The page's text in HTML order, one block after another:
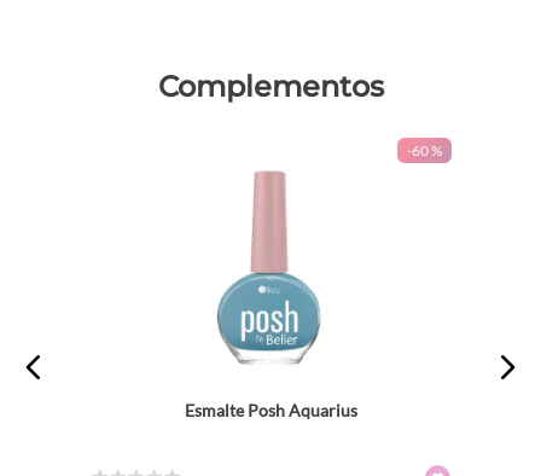
Complementos
-60 %
Esmalte Posh Aquarius